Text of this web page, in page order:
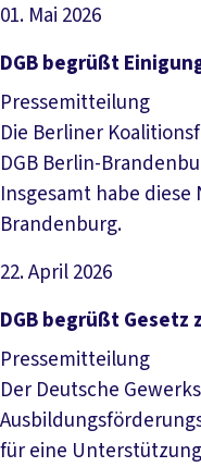
01. Mai 2026
Artikel lesen
DGB begrüßt
Pressemitteilung
Die Berliner
DGB Berlin-
Insgesamt habe
Brandenburg.
22. April 2026
Artikel lesen
DGB begrüßt
Pressemitteilung
Der Deutsche
für eine